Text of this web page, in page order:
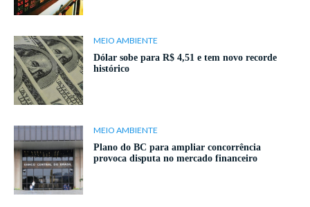
MEIO AMBIENTE
Dólar sobe para R$ 4,51 e tem novo recorde
histórico
MEIO AMBIENTE
Plano do BC para ampliar concorrência
provoca disputa no mercado financeiro